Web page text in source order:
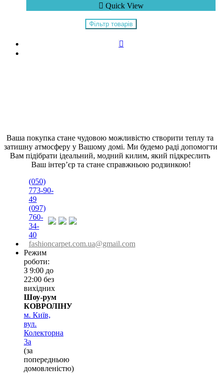
Quick View
Фільтр товарів
Ваша покупка стане чудовою можливістю створити теплу та
затишну атмосферу у Вашому домі. Ми будемо раді допомогти
Вам підібрати ідеальний, модний килим, який підкреслить
Ваш інтер’єр та стане справжньою родзинкою!
(050)
773-90-
49
(097)
760-
34-
40
fashioncarpet.com.ua@gmail.com
Режим
роботи:
З 9:00 до
22:00 без
вихідних
Шоу-рум
КОВРОЛІНУ
м. Київ,
вул.
Колекторна
3а
(за
попередньою
домовленістю)